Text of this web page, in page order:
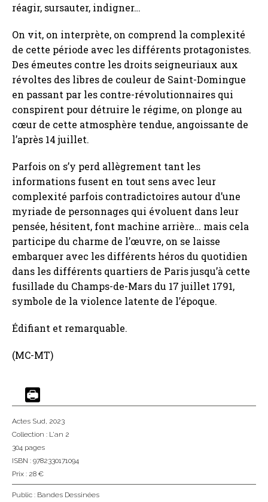
réagir, sursauter, indigner…
On vit, on interprète, on comprend la complexité
de cette période avec les différents protagonistes.
Des émeutes contre les droits seigneuriaux aux
révoltes des libres de couleur de Saint-Domingue
en passant par les contre-révolutionnaires qui
conspirent pour détruire le régime, on plonge au
cœur de cette atmosphère tendue, angoissante de
l’après 14 juillet.
Parfois on s’y perd allègrement tant les
informations fusent en tout sens avec leur
complexité parfois contradictoires autour d’une
myriade de personnages qui évoluent dans leur
pensée, hésitent, font machine arrière… mais cela
participe du charme de l’œuvre, on se laisse
embarquer avec les différents héros du quotidien
dans les différents quartiers de Paris jusqu’à cette
fusillade du Champs-de-Mars du 17 juillet 1791,
symbole de la violence latente de l’époque.
Édifiant et remarquable.
(MC-MT)
Actes Sud, 2023
Collection : L'an 2
304 pages
ISBN : 9782330171094
Prix : 28 €
Public : Bandes Dessinées